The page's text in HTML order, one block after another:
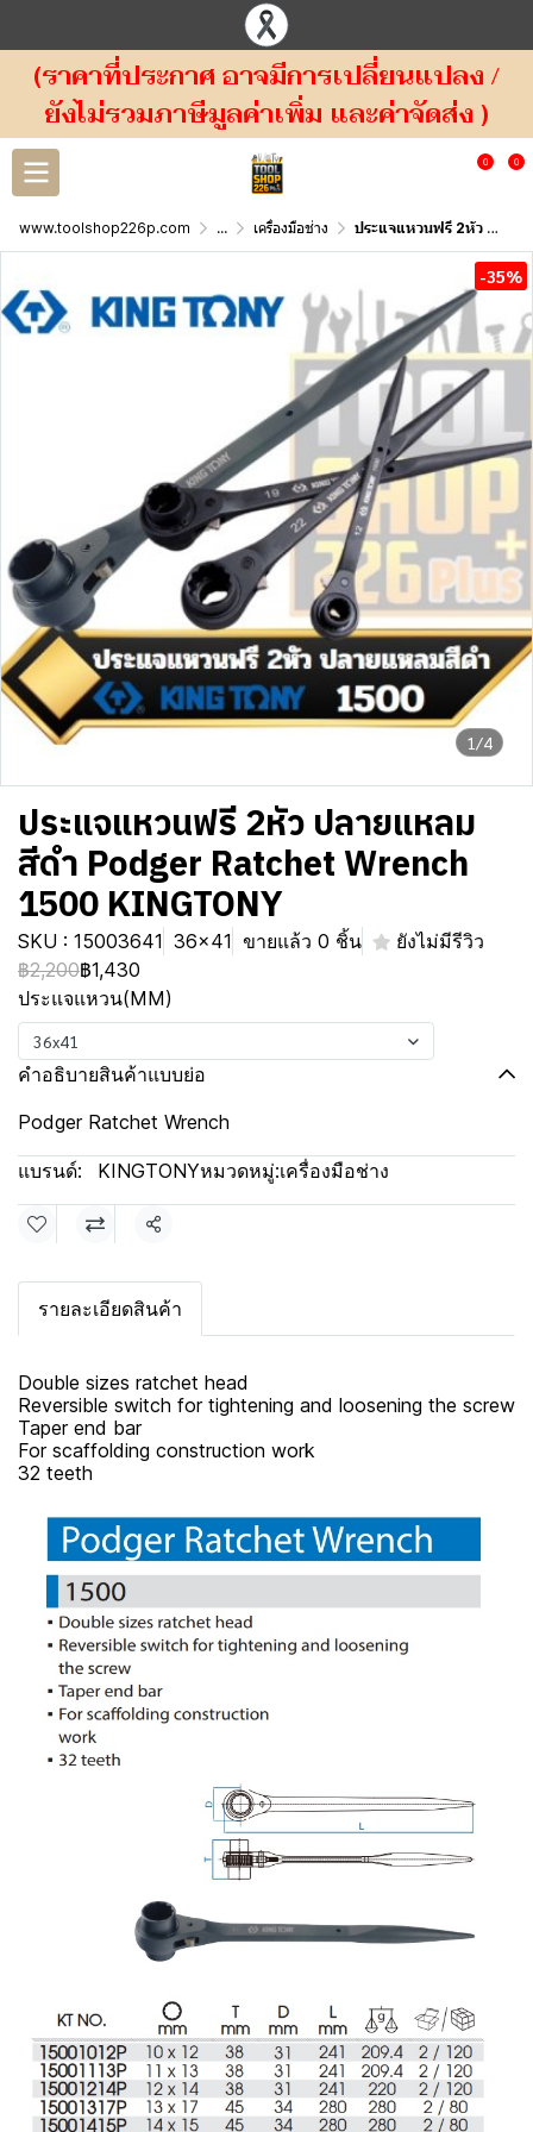
(ราคาที่ประกาศ อาจมีการเปลี่ยนแปลง /
ยังไม่รวมภาษีมูลค่าเพิ่ม และค่าจัดส่ง )
0 0
www.toolshop226p.com ... เครื่องมือช่าง ประแจแหวนฟรี 2หัว ปลายแหลม สีดำ Podger Ratchet Wrench 1500 KINGTONY
1/4
-35%
ประแจแหวนฟรี 2หัว ปลายแหลม
สีดำ Podger Ratchet Wrench
1500 KINGTONY
SKU : 15003641 36x41 ขายแล้ว 0 ชิ้น
ยังไม่มีรีวิว
฿2,200฿1,430
ประแจแหวน(MM)
36x41
คำอธิบายสินค้าแบบย่อ
Podger Ratchet Wrench
แบรนด์: KINGTONYหมวดหมู่:เครื่องมือช่าง
แชร์
รายละเอียดสินค้า
Double sizes ratchet head
Reversible switch for tightening and loosening the screw
Taper end bar
For scaffolding construction work
32 teeth